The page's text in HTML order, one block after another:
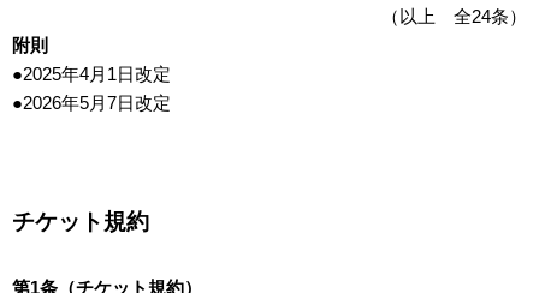
（以上 全24条）
附則
●2025年4月1日改定
●2026年5月7日改定
チケット規約
第1条（チケット規約）